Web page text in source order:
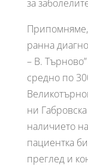
за
Припомняме,
ранна
– В.
средно по
ни
наличието
пациентка
преглед и